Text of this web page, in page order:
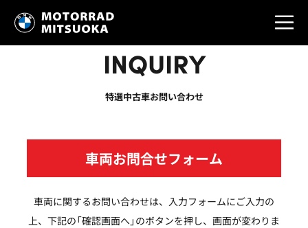
INQUIRY
特選中古車お問い合わせ
車両お問合せフォーム
車両に関するお問い合わせは、入力フォームにご入力の
上、下記の「確認画面へ」のボタンを押し、画面が変わりま